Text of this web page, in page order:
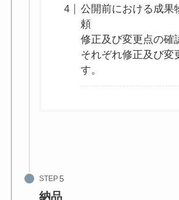
公開前における成果
頼
修正及び変更点の確
それぞれ修正及び変
す。
STEP
納品